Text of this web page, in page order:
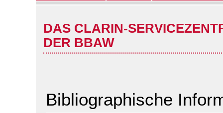
DAS CLARIN-
DER BBAW
Bibliographische